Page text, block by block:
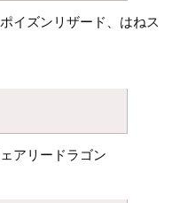
イズンリザード、はねス
アリードラゴン